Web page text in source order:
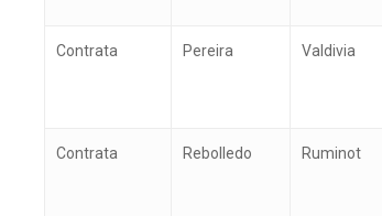
Contrata Pereira Valdivia
Contrata Rebolledo Ruminot